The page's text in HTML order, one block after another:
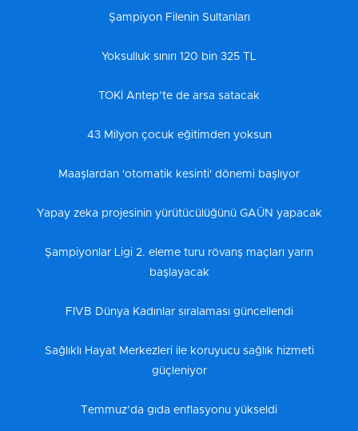
Şampiyon Filenin Sultanları
Yoksulluk sınırı 120 bin 325 TL
TOKİ Antep’te de arsa satacak
43 Milyon çocuk eğitimden yoksun
Maaşlardan 'otomatik kesinti' dönemi başlıyor
Yapay zeka projesinin yürütücülüğünü GAÜN yapacak
Şampiyonlar Ligi 2. eleme turu rövanş maçları yarın
başlayacak
FIVB Dünya Kadınlar sıralaması güncellendi
Sağlıklı Hayat Merkezleri ile koruyucu sağlık hizmeti
güçleniyor
Temmuz’da gıda enflasyonu yükseldi